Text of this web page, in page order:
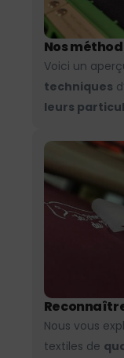
Nos
Voici un
techniques
leurs
Nous vous
textiles de